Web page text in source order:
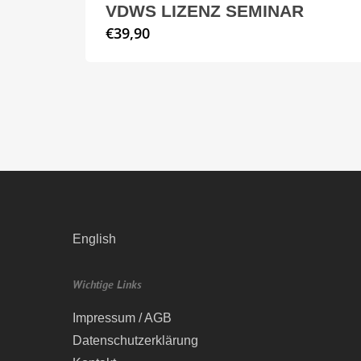
VDWS LIZENZ SEMINAR
€39,90
English
Wichtige Links
Impressum / AGB
Datenschutzerklärung